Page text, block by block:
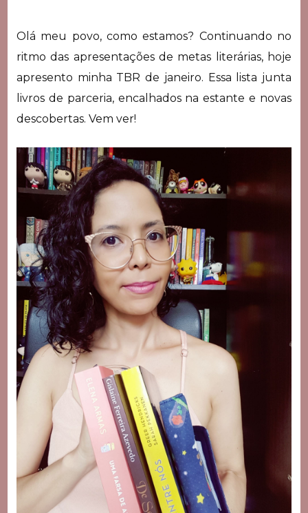
Olá meu povo, como estamos? Continuando no
ritmo das apresentações de metas literárias, hoje
apresento minha TBR de janeiro. Essa lista junta
livros de parceria, encalhados na estante e novas
descobertas. Vem ver!